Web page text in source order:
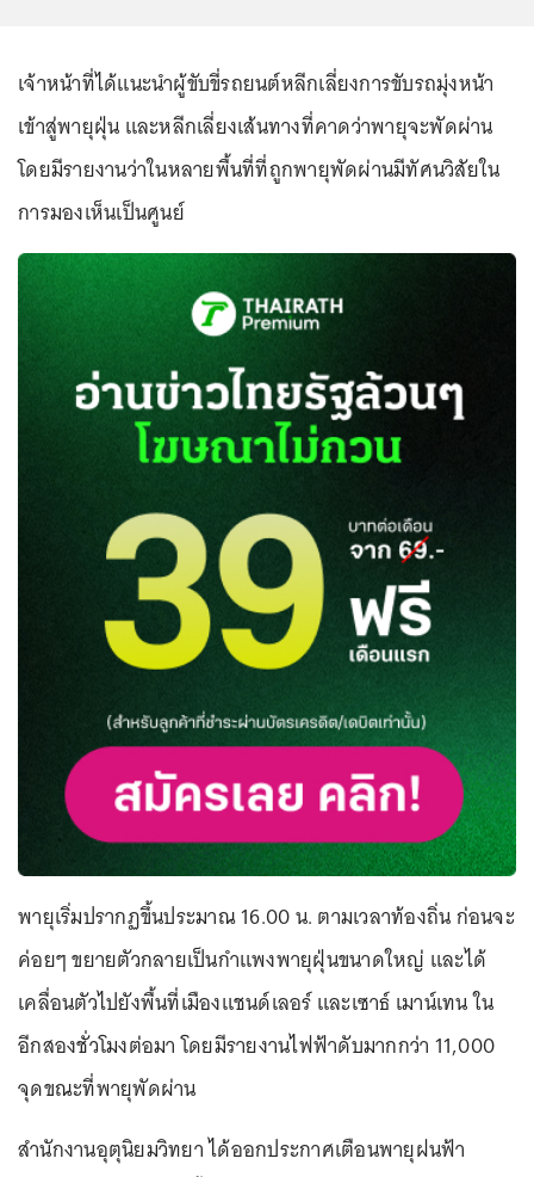
เจ้าหน้าที่ได้แนะนำผู้ขับขี่รถยนต์หลีกเลี่ยงการขับรถมุ่งหน้า
เข้าสู่พายุฝุ่น และหลีกเลี่ยงเส้นทางที่คาดว่าพายุจะพัดผ่าน
โดยมีรายงานว่าในหลายพื้นที่ที่ถูกพายุพัดผ่านมีทัศนวิสัยใน
การมองเห็นเป็นศูนย์
พายุเริ่มปรากฏขึ้นประมาณ 16.00 น. ตามเวลาท้องถิ่น ก่อนจะ
ค่อยๆ ขยายตัวกลายเป็นกำแพงพายุฝุ่นขนาดใหญ่ และได้
เคลื่อนตัวไปยังพื้นที่เมืองแชนด์เลอร์ และเซาธ์ เมาน์เทน ใน
อีกสองชั่วโมงต่อมา โดยมีรายงานไฟฟ้าดับมากกว่า 11,000
จุดขณะที่พายุพัดผ่าน
สำนักงานอุตุนิยมวิทยา ได้ออกประกาศเตือนพายุฝนฟ้า